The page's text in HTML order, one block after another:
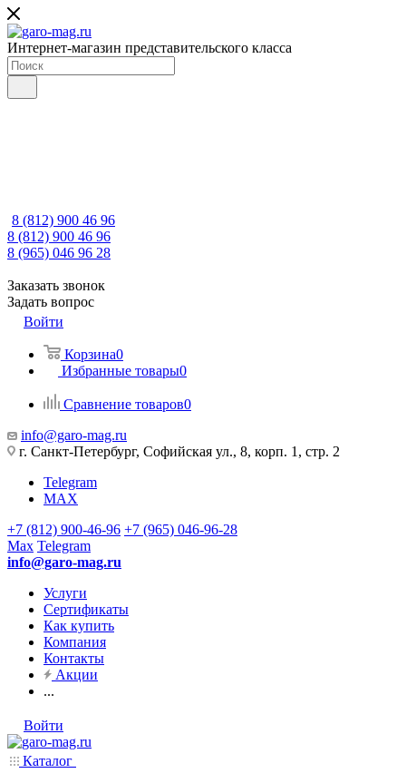
Интернет-магазин представительского класса
8 (812) 900 46 96
8 (812) 900 46 96
8 (965) 046 96 28
Заказать звонок
Задать вопрос
Войти
Корзина0
Избранные товары0
Сравнение товаров0
info@garo-mag.ru
г. Санкт-Петербург, Софийская ул., 8, корп. 1, стр. 2
Telegram
MAX
+7 (812) 900-46-96 +7 (965) 046-96-28
Max Telegram
info@garo-mag.ru
Услуги
Сертификаты
Как купить
Компания
Контакты
Акции
...
Войти
Каталог